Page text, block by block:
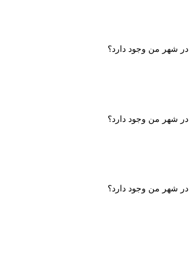
در شهر من وجود دارد؟
در شهر من وجود دارد؟
در شهر من وجود دارد؟